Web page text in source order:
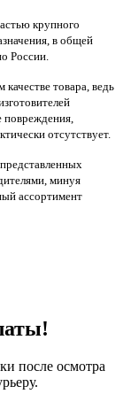
крупного
в общей
России.
товара, ведь
отсутствует.
минуя
ассортимент
после осмотра